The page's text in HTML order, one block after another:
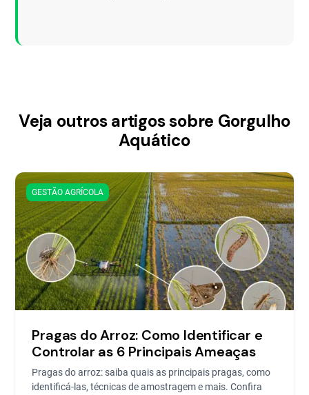
Veja outros artigos sobre Gorgulho
Aquático
GESTÃO AGRÍCOLA
Pragas do Arroz: Como Identificar e
Controlar as 6 Principais Ameaças
Pragas do arroz: saiba quais as principais pragas, como
identificá-las, técnicas de amostragem e mais. Confira